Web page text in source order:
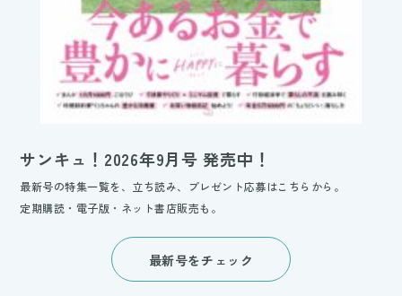
サンキュ！2026年9月号 発売中！
最新号の特集一覧を、立ち読み、プレゼント応募はこちらから。
定期購読・電子版・ネット書店販売も。
最新号をチェック